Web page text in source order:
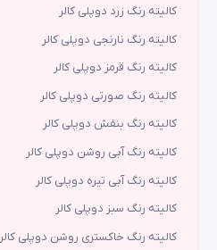
کالیته رنگ زرد دوپلی کالر
کالیته رنگ نارنجی دوپلی کالر
کالیته رنگ قرمز دوپلی کالر
کالیته رنگ صورتی دوپلی کالر
کالیته رنگ بنفش دوپلی کالر
کالیته رنگ آبی روشن دوپلی کالر
کالیته رنگ آبی تیره دوپلی کالر
کالیته رنگ سبز دوپلی کالر
کالیته رنگ خاکستری روشن دوپلی کالر